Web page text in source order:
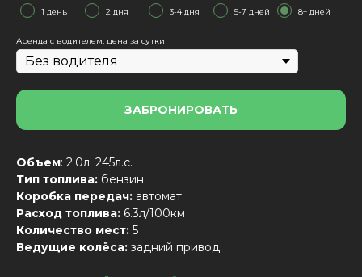
1 день 2 дня 3-4 дня 5-7 дней 8+ дней
Аренда с водителем, цена за сутки
ЗАБРОНИРОВАТЬ
Объем: 2.0л; 245л.с.
Тип топлива: бензин
Коробка передач: автомат
Расход топлива: 6.3л/100км
Количество мест: 5
Ведущие колёса: задний привод